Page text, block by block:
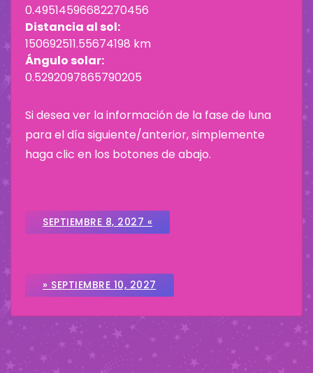
0.49514596682270456
Distancia al sol:
150692511.55674198 km
Ángulo solar:
0.5292097865790205
Si desea ver la información de la fase de luna
para el día siguiente/anterior, simplemente
haga clic en los botones de abajo.
SEPTIEMBRE 8, 2027 «
» SEPTIEMBRE 10, 2027